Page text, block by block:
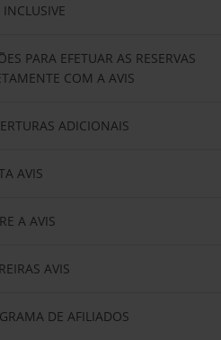
INCLUSIVE
PARA EFETUAR AS RESERVAS
COM A AVIS
ADICIONAIS
AVIS
A AVIS
AVIS
DE AFILIADOS